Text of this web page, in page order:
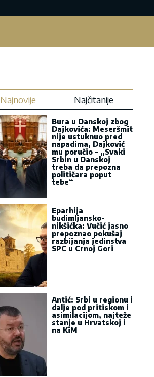
Najnovije Najčitanije
Bura u Danskoj zbog
Dajkovića: Meseršmit
nije ustuknuo pred
napadima, Dajković
mu poručio - „Svaki
Srbin u Danskoj
treba da prepozna
političara poput
tebe“
Eparhija
budimljansko-
nikšićka: Vučić jasno
prepoznao pokušaj
razbijanja jedinstva
SPC u Crnoj Gori
Antić: Srbi u regionu i
dalje pod pritiskom i
asimilacijom, najteže
stanje u Hrvatskoj i
na KiM